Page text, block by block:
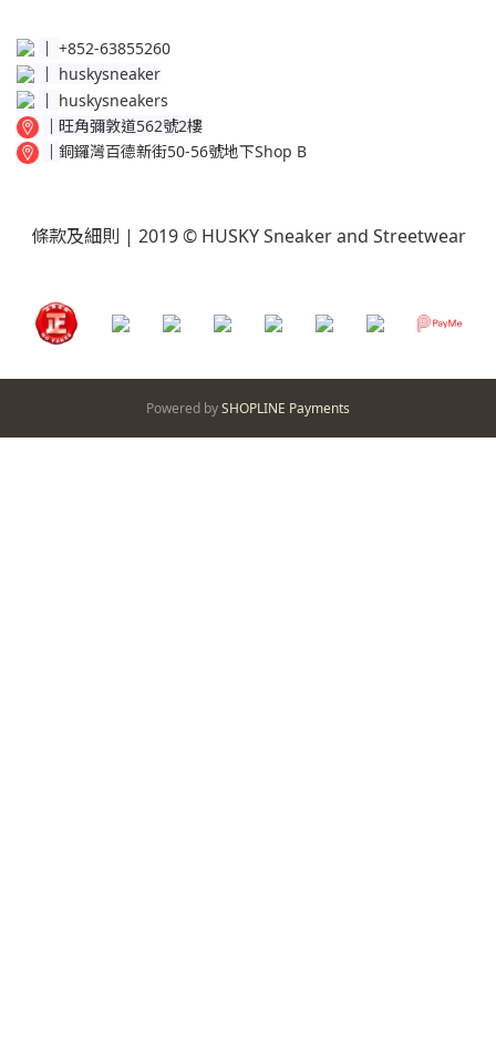
│ +852-63855260
huskysneaker
│ huskysneakers
│ 旺角彌敦道562號2樓
│ 銅鑼灣百德新街50-56號地下Shop B
條款及細則 | 2019 © HUSKY Sneaker and Streetwear
Powered bySHOPLINE Payments